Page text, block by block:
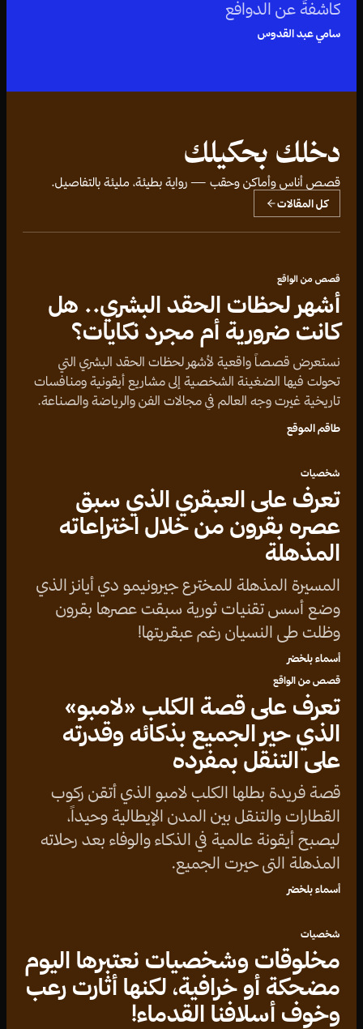
كاشفةً عن الدوافع
النفسية والحجج الغريبة
سامي عبد القدوس
دخلك بحكيلك
قصص أناس وأماكن وحقب — رواية بطيئة، مليئة بالتفاصيل.
كل المقالات
قصص من الواقع
أشهر لحظات الحقد البشري.. هل
كانت ضرورية أم مجرد نكايات؟
نستعرض قصصاً واقعية لأشهر لحظات الحقد البشري التي
تحولت فيها الضغينة الشخصية إلى مشاريع أيقونية ومنافسات
تاريخية غيرت وجه العالم في مجالات الفن والرياضة والصناعة.
طاقم الموقع
شخصيات
تعرف على العبقري الذي سبق
عصره بقرون من خلال اختراعاته
المذهلة
المسيرة المذهلة للمخترع جيرونيمو دي أيانز الذي
وضع أسس تقنيات ثورية سبقت عصرها بقرون
وظلت طي النسيان رغم عبقريتها!
أسماء بلخضر
قصص من الواقع
تعرف على قصة الكلب «لامبو»
الذي حير الجميع بذكائه وقدرته
على التنقل بمفرده
قصة فريدة بطلها الكلب لامبو الذي أتقن ركوب
القطارات والتنقل بين المدن الإيطالية وحيداً،
ليصبح أيقونة عالمية في الذكاء والوفاء بعد رحلاته
المذهلة التي حيرت الجميع.
أسماء بلخضر
شخصيات
مخلوقات وشخصيات نعتبرها اليوم
مضحكة أو خرافية، لكنها أثارت رعب
وخوف أسلافنا القدماء!